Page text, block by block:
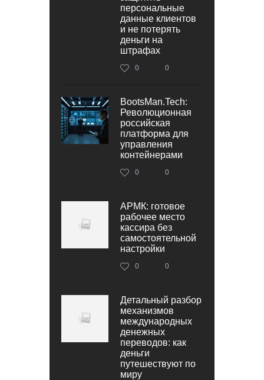
персональные
данные клиентов
и не потерять
деньги на
штрафах
0 0
BootsMan.Tech:
Революционная
российская
платформа для
управления
контейнерами
0 0
АРМК: готовое
рабочее место
кассира без
самостоятельной
настройки
0 0
Детальный разбор
механизмов
международных
денежных
переводов: как
деньги
путешествуют по
миру